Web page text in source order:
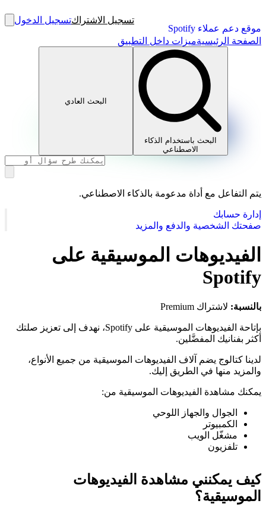
موقع دعم عملاء Spotify
تسجيل الاشتراكتسجيل الدخول
الصفحة الرئيسيةميزات داخل التطبيق
البحث باستخدام الذكاء
الاصطناعي
البحث العادي
يتم التفاعل مع أداة مدعومة بالذكاء الاصطناعي.
إدارة حسابك
صفحتك الشخصية والدفع والمزيد
الفيديوهات الموسيقية على
Spotify
بالنسبة: لاشتراك Premium
بإتاحة الفيديوهات الموسيقية على Spotify، نهدف إلى تعزيز صلتك
أكثر بفنانيك المفضَّلين.
لدينا كتالوج يضم آلاف الفيديوهات الموسيقية من جميع الأنواع،
والمزيد منها في الطريق إليك.
يمكنك مشاهدة الفيديوهات الموسيقية من:
الجوال والجهاز اللوحي
الكمبيوتر
مشغّل الويب
تلفزيون
كيف يمكنني مشاهدة الفيديوهات
الموسيقية؟